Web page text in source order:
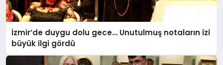
İzmir’de duygu dolu gece… Unutulmuş notaların izi
büyük ilgi gördü